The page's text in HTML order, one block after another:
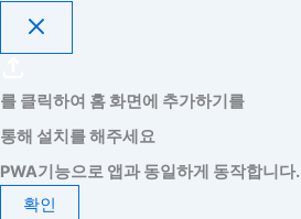
를 클릭하여 홈 화면에 추가하기를
통해 설치를 해주세요
PWA기능으로 앱과 동일하게 동작합니다.
확인